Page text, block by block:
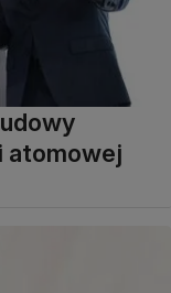
atomowej